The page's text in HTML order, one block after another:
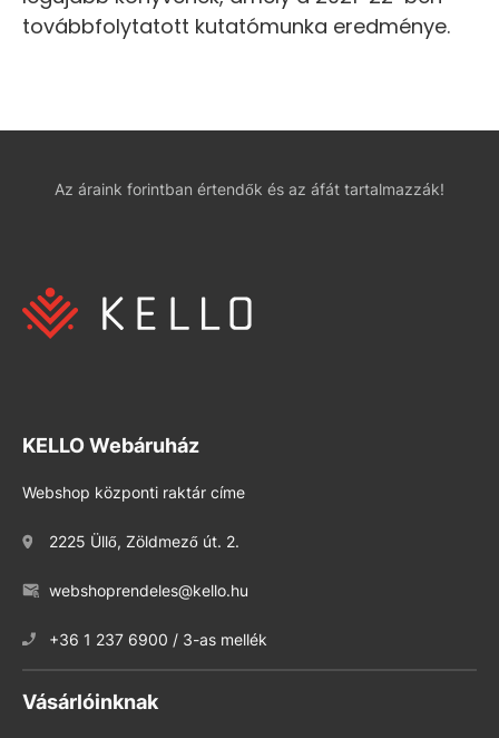
továbbfolytatott kutatómunka eredménye.
Az áraink forintban értendők és az áfát tartalmazzák!
KELLO Webáruház
Webshop központi raktár címe
2225 Üllő, Zöldmező út. 2.
webshoprendeles@kello.hu
+36 1 237 6900 / 3-as mellék
Vásárlóinknak